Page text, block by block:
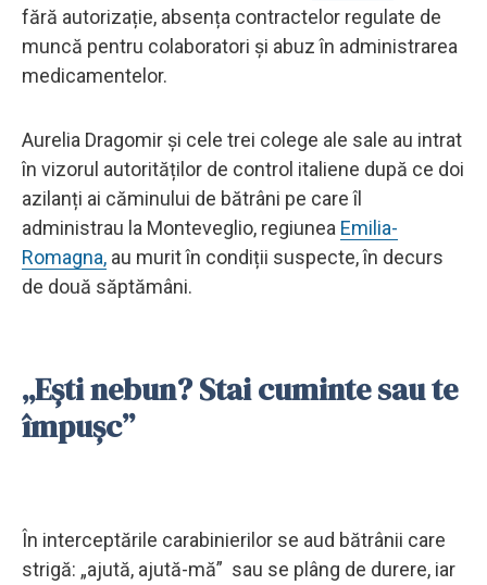
fără autorizație, absența contractelor regulate de
muncă pentru colaboratori și abuz în administrarea
medicamentelor.
Aurelia Dragomir și cele trei colege ale sale au intrat
în vizorul autorităților de control italiene după ce doi
azilanți ai căminului de bătrâni pe care îl
administrau la Monteveglio, regiunea Emilia-
Romagna, au murit în condiții suspecte, în decurs
de două săptămâni.
„Ești nebun? Stai cuminte sau te
împușc”
În interceptările carabinierilor se aud bătrânii care
strigă: „ajută, ajută-mă” sau se plâng de durere, iar